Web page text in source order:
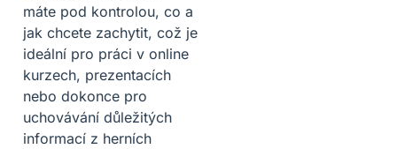
máte pod kontrolou, co a
jak chcete zachytit, což je
ideální pro práci v online
kurzech, prezentacích
nebo dokonce pro
uchovávání důležitých
informací z herních